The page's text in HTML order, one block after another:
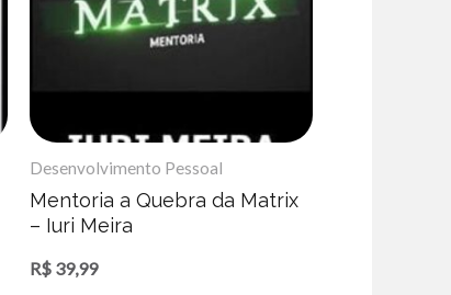
Desenvolvimento Pessoal
Mentoria a Quebra da Matrix
– Iuri Meira
R$ 39,99